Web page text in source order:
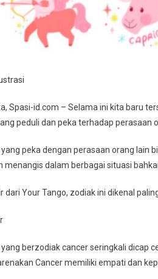
Spasi-id.com – Selama ini kita baru
peduli dan peka terhadap perasaan
peka dengan perasaan orang lain
menangis dalam berbagai situasi
dari Your Tango, zodiak ini dikenal
berzodiak cancer seringkali dicap
Cancer memiliki empati dan